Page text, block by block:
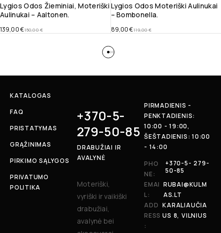
Lygios Odos Žieminiai, Moteriški
Aulinukai – Aaltonen.
150,00€
139,00€
Lygios Odos Moteriški Aulinukai
– Bombonella.
119,00€
89,00€
KATALOGAS
FAQ
PRISTATYMAS
GRĄŽINIMAS
PIRKIMO SĄLYGOS
PRIVATUMO
POLITIKA
+370-5-
279-50-85
DRABUŽIAI IR
AVALYNĖ
Moteriški,
vyriški ir vaikiški
drabužiai,
avalynė bei
PIRMADIENIS -
PENKTADIENIS:
10:00 - 19:00,
ŠEŠTADIENIS: 10:00
- 14:00
PHO
NE:
+370-5- 279-
50-85
EMAI
L:
RUBAI@KULM
AS.LT
ADD
RESS
:
KARALIAUČIA
US 8, VILNIUS